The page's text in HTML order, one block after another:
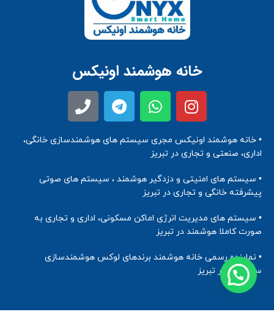
خانه هوشمند اونیکس
• خانه هوشمند اونیکس مجری سیستم های هوشمندسازی خانگی،
اداری، صنعتی و تجاری در تبریز
• سیستم های امنیتی و دزدگیر هوشمند ، سیستم های صوتی
پیشرفته خانگی و تجاری در تبریز
• سیستم های مدیریت انرژی اماکن مسکونی، اداری و تجاری به
صورت کاملا هوشمند در تبریز
• نماینده رسمی خانه هوشمند برندهای لوکس هوشمندسازی
ساختمان در تبریز